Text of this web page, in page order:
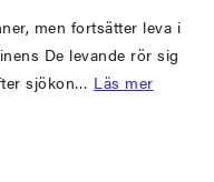
men fortsätter leva i
De levande rör sig
sjökon… Läs mer